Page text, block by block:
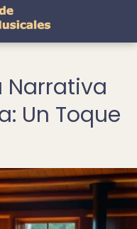
Narrativa
Un Toque